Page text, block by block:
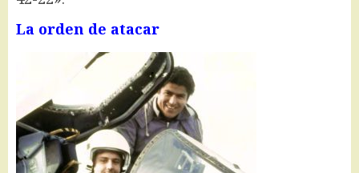
La orden de atacar